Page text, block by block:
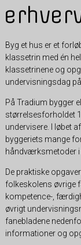
Byg et hus er et
klassetrin med én
klassetrinene og
undervisningsdag
På Tradium bygger
størrelsesforholdet
undervisere. I løbet
byggeriets mange
håndværksmetoder i
De praktiske
folkeskolens øvrige
kompetence-,
øvrigt
fanebladene
informationer og